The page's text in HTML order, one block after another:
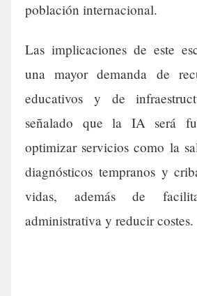
población internacional.
Las implicaciones de este
una mayor demanda de
educativos y de
señalado que la IA será
optimizar servicios como la
diagnósticos tempranos y
vidas, además de
administrativa y reducir costes.